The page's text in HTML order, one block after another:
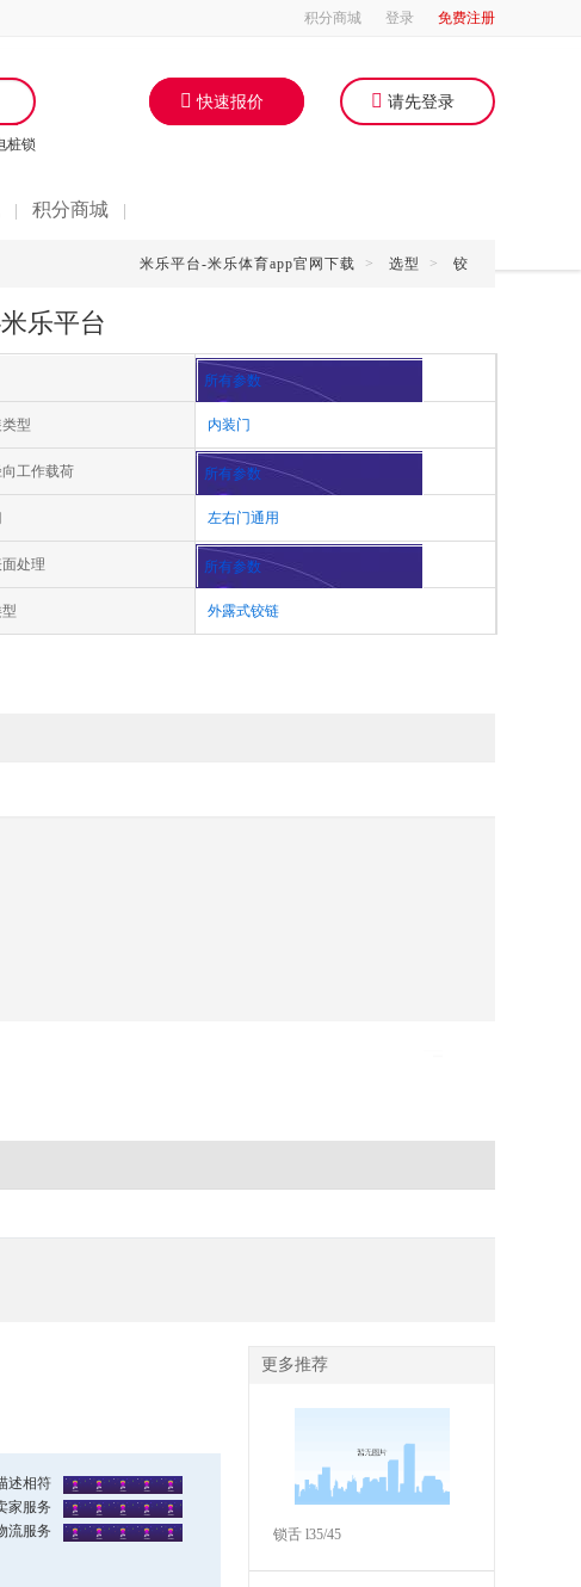
积分商城 登录 免费注册
桩锁
积分商城
快速报价 请先登录
米乐平台-米乐体育app官网下载 > 选型 > 铰
乐平台
所有参数
型 内装门
工作载荷 所有参数
左右门通用
处理 所有参数
外露式铰链
述相符
家服务
流服务
更多推荐
锁舌 l35/45